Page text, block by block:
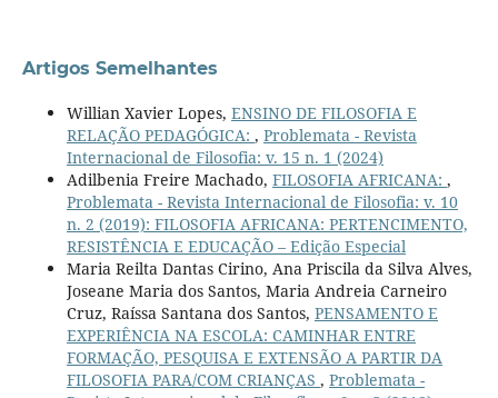
Artigos Semelhantes
Willian Xavier Lopes, ENSINO DE FILOSOFIA E
RELAÇÃO PEDAGÓGICA: , Problemata - Revista
Internacional de Filosofia: v. 15 n. 1 (2024)
Adilbenia Freire Machado, FILOSOFIA AFRICANA: ,
Problemata - Revista Internacional de Filosofia: v. 10
n. 2 (2019): FILOSOFIA AFRICANA: PERTENCIMENTO,
RESISTÊNCIA E EDUCAÇÃO – Edição Especial
Maria Reilta Dantas Cirino, Ana Priscila da Silva Alves,
Joseane Maria dos Santos, Maria Andreia Carneiro
Cruz, Raíssa Santana dos Santos, PENSAMENTO E
EXPERIÊNCIA NA ESCOLA: CAMINHAR ENTRE
FORMAÇÃO, PESQUISA E EXTENSÃO A PARTIR DA
FILOSOFIA PARA/COM CRIANÇAS , Problemata -